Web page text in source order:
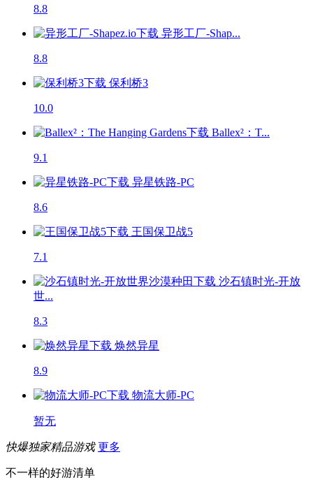
8.8
异形工厂-Shap...
8.8
保利桥3
10.0
Ballex²：T...
9.1
异星铁路-PC
8.6
王国保卫战5
7.1
沙石镇时光-开放
世...
8.3
焕然异星
8.9
物流大师-PC
暂无
快爆独家精品游戏 更多
不一样的好游清单